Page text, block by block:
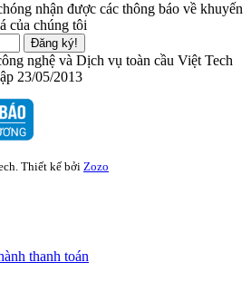
nhận được các thông báo về khuyến
của chúng tôi
Đăng ký!
nghệ và Dịch vụ toàn cầu Việt Tech
23/05/2013
Thiết kế bởi Zozo
thanh toán